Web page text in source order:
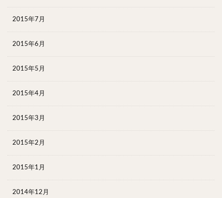
2015年7月
2015年6月
2015年5月
2015年4月
2015年3月
2015年2月
2015年1月
2014年12月